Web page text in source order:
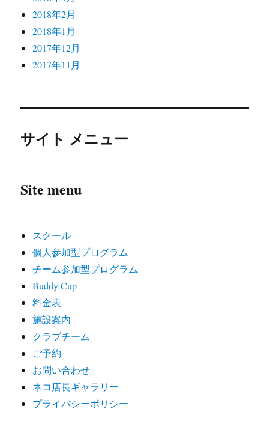
2018年2月
2018年1月
2017年12月
2017年11月
サイト メニュー
Site menu
スクール
個人参加型プログラム
チーム参加型プログラム
Buddy Cup
料金表
施設案内
クラブチーム
ご予約
お問い合わせ
ネコ店長ギャラリー
プライバシーポリシー